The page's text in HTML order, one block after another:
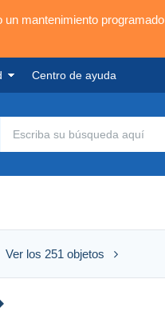
un mantenimiento programado
Centro de ayuda
Ver los 251 objetos